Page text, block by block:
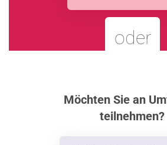
Möchten Sie an
teilnehmen?
oder